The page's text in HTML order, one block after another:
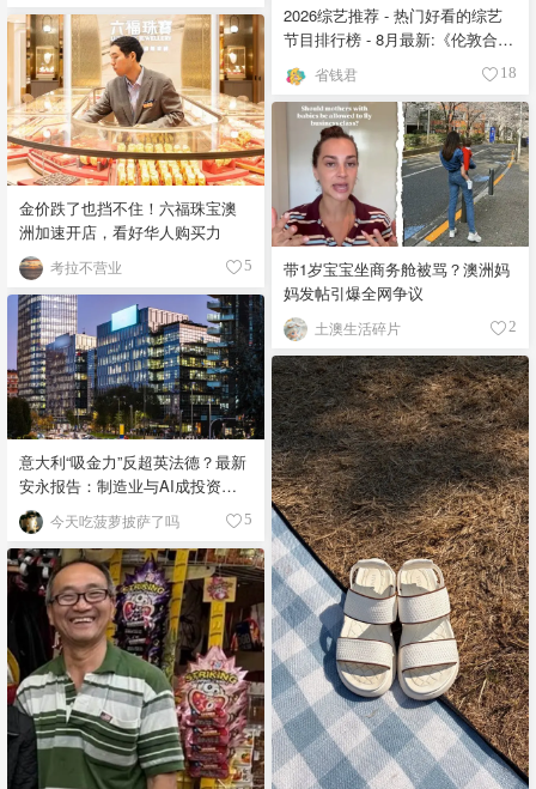
2026综艺推荐 - 热门好看的综艺
节目排行榜 - 8月最新:《​​伦敦合伙
人》回归啦
省钱君 18
金价跌了也挡不住！六福珠宝澳
洲加速开店，看好华人购买力
考拉不营业 5
带1岁宝宝坐商务舱被骂？澳洲妈
妈发帖引爆全网争议
土澳生活碎片 2
意大利“吸金力”反超英法德？最新
安永报告：制造业与AI成投资新
宠！ 今天吃菠萝披萨了吗 5